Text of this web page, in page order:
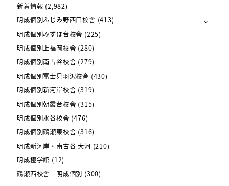
新着情報 (2,982)
明成個別ふじみ野西口校舎 (413)
明成個別みずほ台校舎 (225)
明成個別上福岡校舎 (280)
明成個別南古谷校舎 (279)
明成個別富士見羽沢校舎 (430)
明成個別新河岸校舎 (319)
明成個別朝霞台校舎 (315)
明成個別水谷校舎 (476)
明成個別鶴瀬東校舎 (316)
明成新河岸・南古谷 大河 (210)
明成極学館 (12)
鶴瀬西校舎 明成個別 (300)